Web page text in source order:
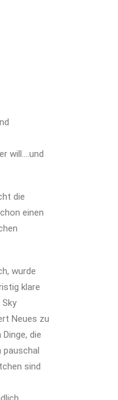
will….und
die
einen
wurde
klare
Neues zu
die
pauschal
sind